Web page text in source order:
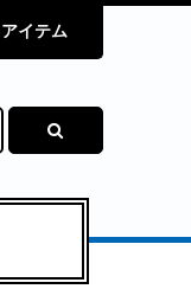
アイテム